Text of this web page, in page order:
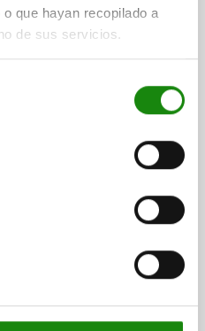
que hayan recopilado a
de sus servicios.
INOXIDABLE